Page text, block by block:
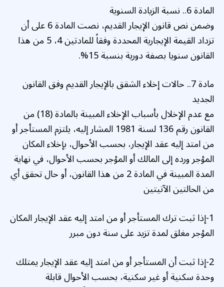
المادة 6.. نسبة الزيادة السنوية
وضمن نص قانون الإيجار القديم، نصت المادة 6 على أن
تزداد القيمة الإيجارية المحددة وفقاً للمادتين 4، 5 من هذا
القانون سنويا بصفة دورية بنسبة 15%.
مادة 7.. حالات إخلاء الشقق بالإيجار القديم وفق القانون
الجديد
مع عدم الإخلال بأسباب الإخلاء المبينة بالمادة (18) من
القانون رقم 136 لسنة 1981 المشار إليه، يلتزم المستأجر أو
من امتد إليه عقد الإيجار، بحسب الأحوال، بإخلاء المكان
المؤجر ورده إلى المالك أو المؤجر بحسب الأحوال، في نهاية
المدة المبينة في المادة 2 من هذا القانون، أو حال تحقق أي
من الحالتين الآتيتين
1-إذا ثبت ترك المستأجر أو من امتد إليه عقد الإيجار المكان
المؤجر مغلق لمدة تزيد على سنة دون مبرر
2-إذا ثبت أن المستأجر أو من امتد إليه عقد الإيجار يمتلك
وحدة سكنية أو غير سكنية، بحسب الأحوال قابلة